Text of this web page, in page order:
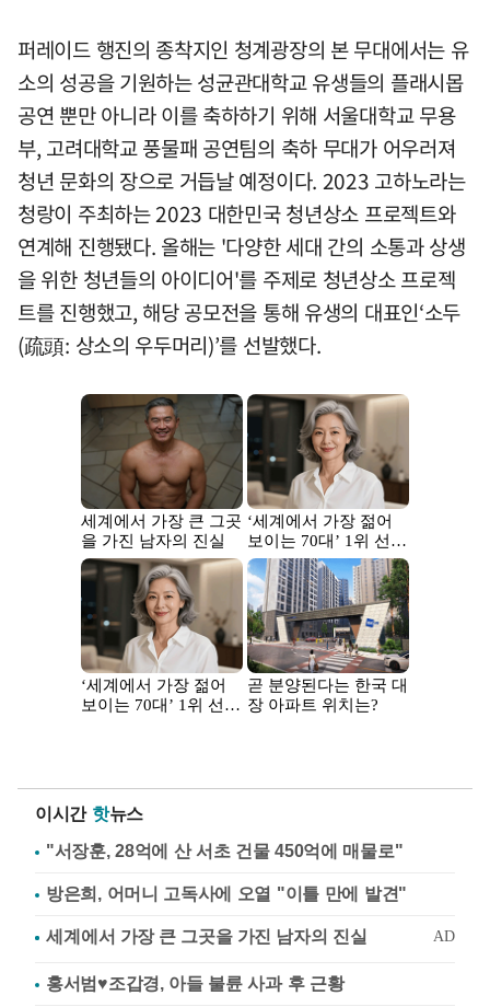
퍼레이드 행진의 종착지인 청계광장의 본 무대에서는 유
소의 성공을 기원하는 성균관대학교 유생들의 플래시몹
공연 뿐만 아니라 이를 축하하기 위해 서울대학교 무용
부, 고려대학교 풍물패 공연팀의 축하 무대가 어우러져
청년 문화의 장으로 거듭날 예정이다. 2023 고하노라는
청랑이 주최하는 2023 대한민국 청년상소 프로젝트와
연계해 진행됐다. 올해는 '다양한 세대 간의 소통과 상생
을 위한 청년들의 아이디어'를 주제로 청년상소 프로젝
트를 진행했고, 해당 공모전을 통해 유생의 대표인‘소두
(疏頭: 상소의 우두머리)’를 선발했다.
이시간 핫뉴스
"서장훈, 28억에 산 서초 건물 450억에 매물로"
방은희, 어머니 고독사에 오열 "이틀 만에 발견"
홍서범♥조갑경, 아들 불륜 사과 후 근황